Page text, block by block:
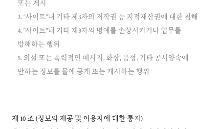
또는 게시
3. "사이트"내 기타 제3자의 저작권 등 지적재산권에 대한 침해
4. "사이트"내 기타 제3자의 명예를 손상시키거나 업무를
방해하는 행위
5. 외설 또는 폭력적인 메시지, 화상, 음성, 기타 공서양속에
제 10 조 (정보의 제공 및 이용자에 대한 통지)